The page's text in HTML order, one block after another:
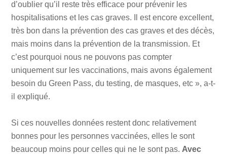
d’oublier qu’il reste très efficace pour prévenir les
hospitalisations et les cas graves. Il est encore excellent,
très bon dans la prévention des cas graves et des décès,
mais moins dans la prévention de la transmission. Et
c’est pourquoi nous ne pouvons pas compter
uniquement sur les vaccinations, mais avons également
besoin du Green Pass, du testing, de masques, etc », a-t-
il expliqué.
Si ces nouvelles données restent donc relativement
bonnes pour les personnes vaccinées, elles le sont
beaucoup moins pour celles qui ne le sont pas. Avec